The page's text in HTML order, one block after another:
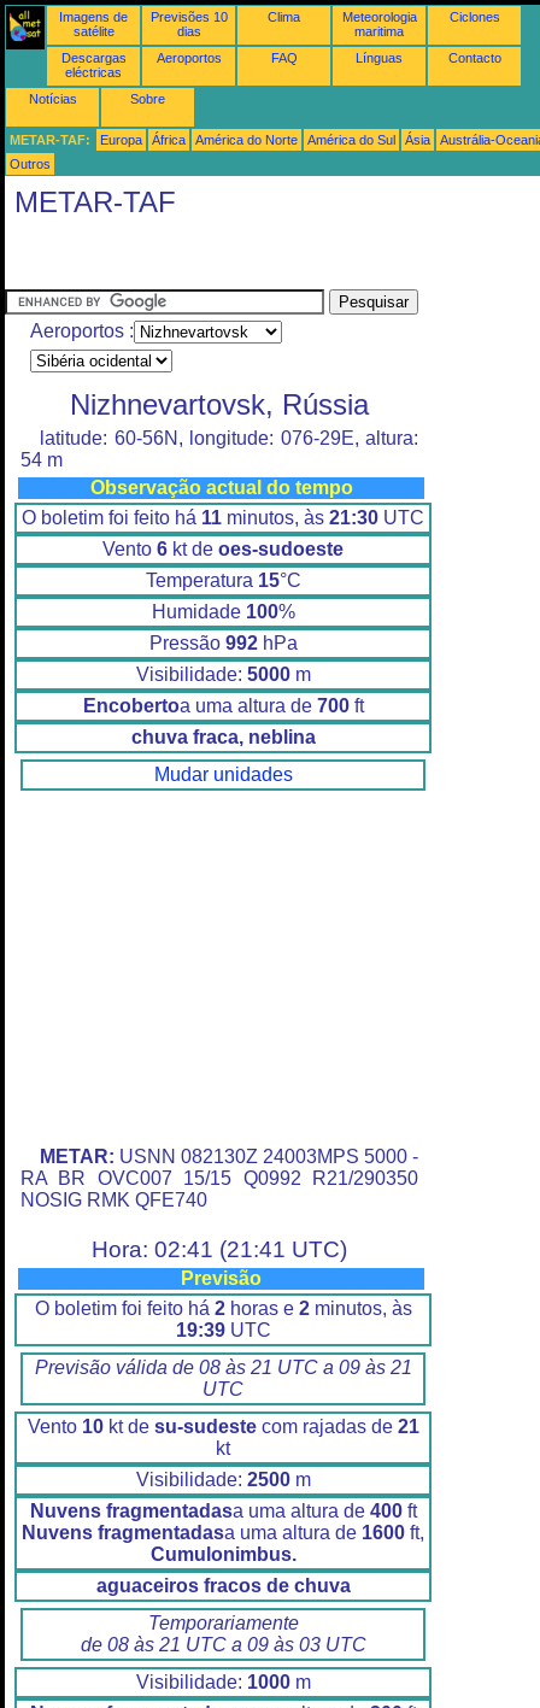
Imagens de
satélite
Previsões 10
dias
Clima
Meteorologia
maritima
Ciclones
Descargas
eléctricas
Aeroportos FAQ Línguas Contacto
Notícias Sobre
METAR-TAF: Europa África América do Norte América do Sul Ásia
Austrália-
Outros
METAR-TAF
Aeroportos :
Nizhnevartovsk, Rússia
latitude: 60-56N, longitude: 076-29E, altura:
54 m
Observação actual do tempo
O boletim foi feito há 11 minutos, às 21:30 UTC
Vento 6 kt de oes-sudoeste
Temperatura 15°C
Humidade 100%
Pressão 992hPa
Visibilidade: 5000m
Encobertoa uma altura de 700ft
chuva fraca, neblina
Mudar unidades
METAR: USNN 082130Z 24003MPS 5000 -
RA BR OVC007 15/15 Q0992 R21/290350
NOSIG RMK QFE740
Hora: 02:41 (21:41 UTC)
Previsão
O boletim foi feito há 2horas e 2minutos, às
19:39UTC
Previsão válida de 08 às 21 UTC a 09 às 21
UTC
Vento 10kt de su-sudestecom rajadas de 21
kt
Visibilidade: 2500m
Nuvens fragmentadasa uma altura de 400ft
Nuvens fragmentadasa uma altura de 1600 ft,
Cumulonimbus.
aguaceiros fracos de chuva
Temporariamente
de 08 às 21 UTC a 09 às 03 UTC
Visibilidade: 1000m